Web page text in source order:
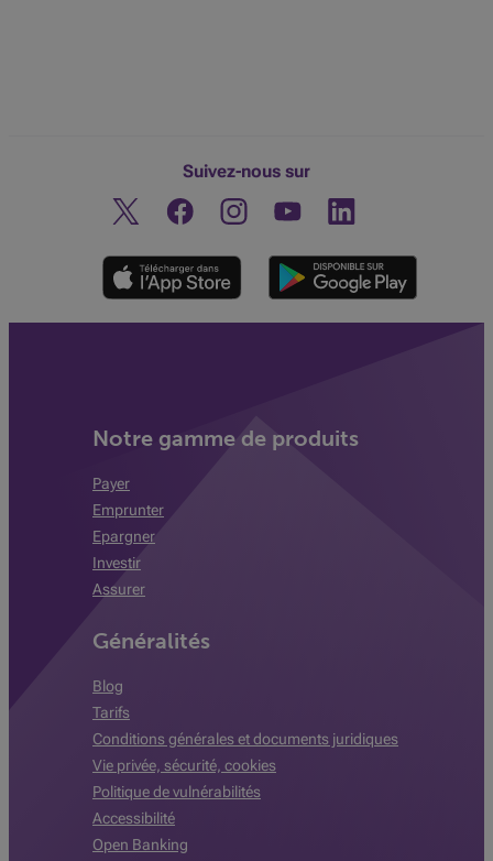
Suivez-nous sur
Twitter FacebookInstagramDécouvrez notre chaine
Linkedin
Notre gamme de produits
Payer
Emprunter
Epargner
Investir
Assurer
Généralités
Blog
Tarifs
Conditions générales et documents juridiques
Vie privée, sécurité, cookies
Politique de vulnérabilités
Accessibilité
Open Banking